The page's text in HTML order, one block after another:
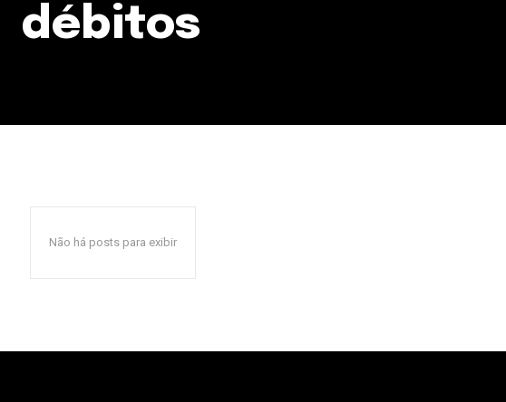
débitos
Não há posts para exibir